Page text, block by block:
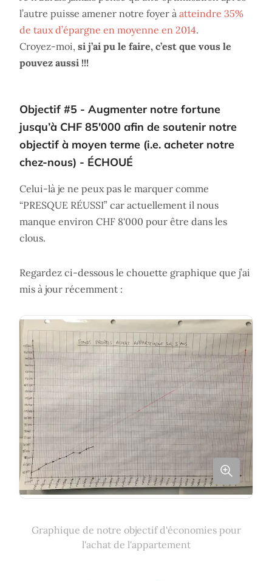
l’autre puisse amener notre foyer à atteindre 35%
de taux d’épargne en moyenne en 2014.
Croyez-moi, si j’ai pu le faire, c’est que vous le
pouvez aussi !!!
Objectif #5 - Augmenter notre fortune
jusqu’à CHF 85'000 afin de soutenir notre
objectif à moyen terme (i.e. acheter notre
chez-nous) - ÉCHOUÉ
Celui-là je ne peux pas le marquer comme
“PRESQUE RÉUSSI” car actuellement il nous
manque environ CHF 8'000 pour être dans les
clous.
Regardez ci-dessous le chouette graphique que j’ai
mis à jour récemment :
Graphique de notre objectif d'économies pour
l'achat de l'appartement